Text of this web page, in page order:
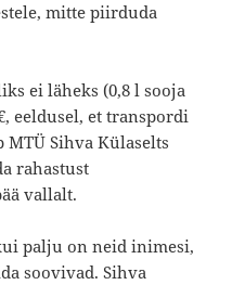
mitte piirduda
ei läheks (0,8 l sooja
eeldusel, et transpordi
MTÜ Sihva Külaselts
rahastust
vallalt.
palju on neid inimesi,
soovivad. Sihva